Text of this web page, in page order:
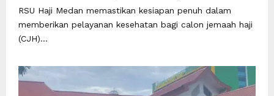
RSU Haji Medan memastikan kesiapan penuh dalam
memberikan pelayanan kesehatan bagi calon jemaah haji
(CJH)...